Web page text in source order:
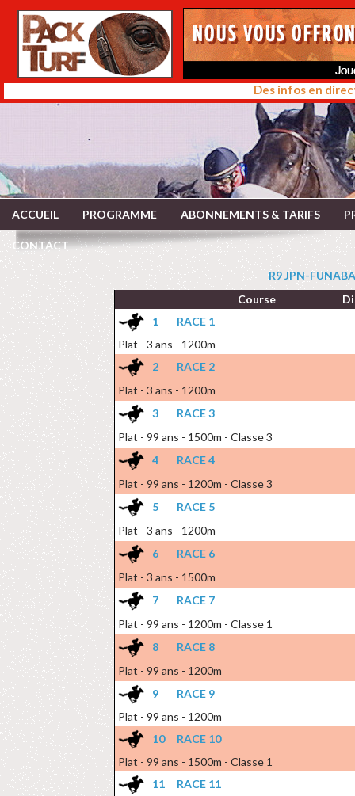
Des infos en
ACCUEIL PROGRAMME ABONNEMENTS & TARIFS
CONTACT
R9 JPN-
Course
1
RACE 1
Plat - 3 ans - 1200m
2
RACE 2
Plat - 3 ans - 1200m
3
RACE 3
Plat - 99 ans - 1500m - Classe 3
4
RACE 4
Plat - 99 ans - 1200m - Classe 3
5
RACE 5
Plat - 3 ans - 1200m
6
RACE 6
Plat - 3 ans - 1500m
7
RACE 7
Plat - 99 ans - 1200m - Classe 1
8
RACE 8
Plat - 99 ans - 1200m
9
RACE 9
Plat - 99 ans - 1200m
10
RACE 10
Plat - 99 ans - 1500m - Classe 1
11
RACE 11